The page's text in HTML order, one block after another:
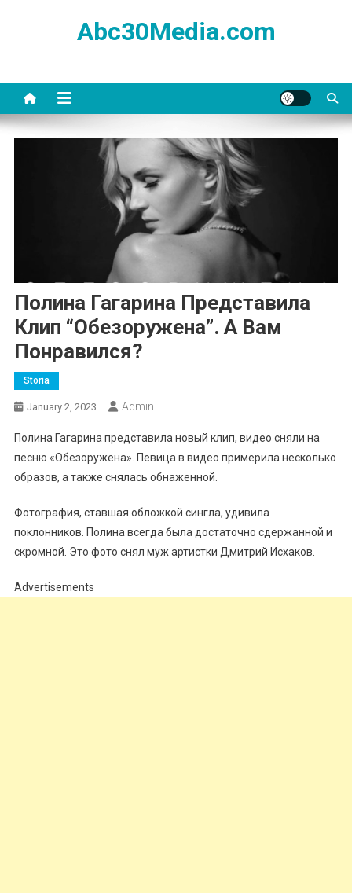
Abc30Media.com
Полина Гагарина Представила
Клип “Обезоружена”. А Вам
Понравился?
Storia
January 2, 2023 Admin
Полина Гагарина представила новый клип, видео сняли на
песню «Обезоружена». Певица в видео примерила несколько
образов, а также снялась обнаженной.
Фотография, ставшая обложкой сингла, удивила
поклонников. Полина всегда была достаточно сдержанной и
скромной. Это фото снял муж артистки Дмитрий Исхаков.
Advertisements